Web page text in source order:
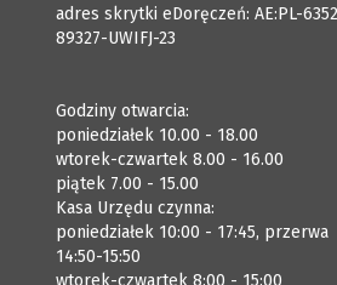
adres skrytki eDoręczeń: AE:PL-
89327-UWIFJ-23
Godziny otwarcia:
poniedziałek 10.00 - 18.00
wtorek-czwartek 8.00 - 16.00
piątek 7.00 - 15.00
Kasa Urzędu czynna:
poniedziałek 10:00 - 17:45, przerwa
14:50-15:50
wtorek-czwartek 8:00 - 15:00